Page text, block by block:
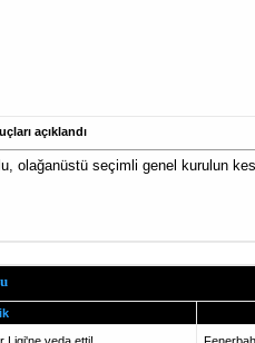
açıklandı
olağanüstü seçimli genel kurulun